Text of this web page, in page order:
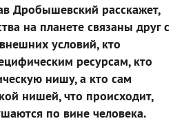
Дробышевский расскажет,
на планете связаны друг с
условий, кто
ресурсам, кто
нишу, а кто сам
нишей, что происходит,
по вине человека.